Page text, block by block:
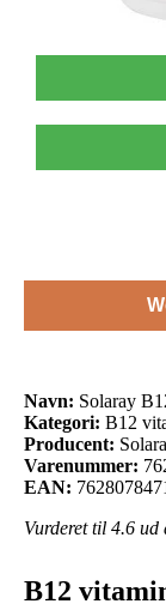
Navn: Solaray
Kategori: B12
Producent:
Varenummer:
EAN:
Vurderet til 4.6 ud
B12